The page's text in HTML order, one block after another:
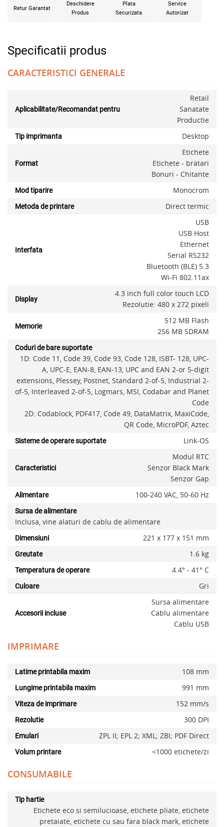
Retur Garantat
Deschidere
Produs
Plata
Securizata
Service
Autorizat
Specificatii produs
CARACTERISTICI GENERALE
Aplicabilitate/Recomandat pentru
Retail
Sanatate
Productie
Tip imprimanta Desktop
Format
Etichete
Etichete - bratari
Bonuri - Chitante
Mod tiparire Monocrom
Metoda de printare Direct termic
Interfata
USB
USB Host
Ethernet
Serial RS232
Bluetooth (BLE) 5.3
Wi-Fi 802.11ax
Display
4.3 inch full color touch LCD
Rezolutie: 480 x 272 pixeli
Memorie
512 MB Flash
256 MB SDRAM
Coduri de bare suportate
1D: Code 11, Code 39, Code 93, Code 128, ISBT- 128, UPC-
A, UPC-E, EAN-8, EAN-13, UPC and EAN 2-or 5-digit
extensions, Plessey, Postnet, Standard 2-of-5, Industrial 2-
of-5, Interleaved 2-of-5, Logmars, MSI, Codabar and Planet
Code
2D: Codablock, PDF417, Code 49, DataMatrix, MaxiCode,
QR Code, MicroPDF, Aztec
Sisteme de operare suportate Link-OS
Caracteristici
Modul RTC
Senzor Black Mark
Senzor Gap
Alimentare 100-240 VAC, 50-60 Hz
Sursa de alimentare
Inclusa, vine alaturi de cablu de alimentare
Dimensiuni 221 x 177 x 151 mm
Greutate 1.6 kg
Temperatura de operare 4.4° - 41° C
Culoare Gri
Accesorii incluse
Sursa alimentare
Cablu alimentare
Cablu USB
IMPRIMARE
Latime printabila maxim 108 mm
Lungime printabila maxim 991 mm
Viteza de imprimare 152 mm/s
Rezolutie 300 DPI
Emulari ZPL II; EPL 2; XML; ZBI; PDF Direct
Volum printare <1000 etichete/zi
CONSUMABILE
Tip hartie
Etichete eco si semilucioase, etichete pliate, etichete
pretaiate, etichete cu sau fara black mark, etichete